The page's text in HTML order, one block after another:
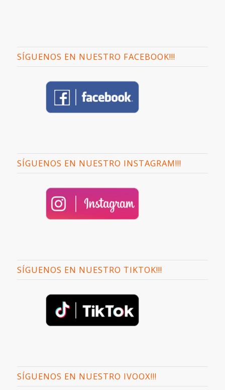
SÍGUENOS EN NUESTRO FACEBOOK!!!
SÍGUENOS EN NUESTRO INSTAGRAM!!!
SÍGUENOS EN NUESTRO TIKTOK!!!
SÍGUENOS EN NUESTRO IVOOX!!!